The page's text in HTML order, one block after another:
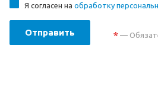
Я согласен на обработку
Отправить * —